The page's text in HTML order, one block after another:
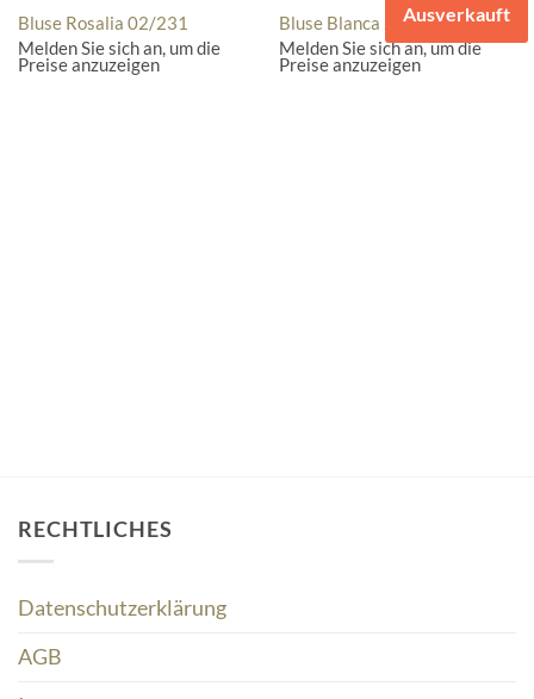
Bluse Rosalia 02/231
Melden Sie sich an, um die
Preise anzuzeigen
NICHT VORRÄTIG
Ausverkauft
Bluse Blanca 251
Melden Sie sich an, um die
Preise anzuzeigen
RECHTLICHES
Datenschutzerklärung
AGB